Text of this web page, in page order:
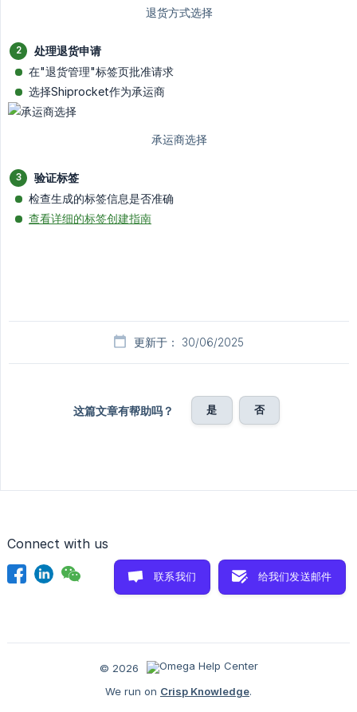
处理退货申请
在"退货管理"标签页批准请求
选择Shiprocket作为承运商
验证标签
检查生成的标签信息是否准确
查看详细的标签创建指南
更新于： 30/06/2025
这篇文章有帮助吗？ 是 否
Connect with us
联系我们 给我们发送邮件
© 2026
We run on Crisp Knowledge.